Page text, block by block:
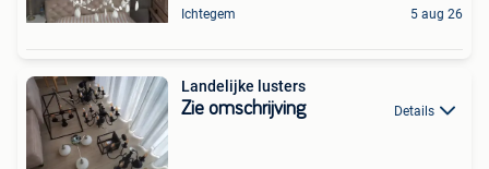
Ichtegem 5 aug 26
Landelijke lusters
Zie omschrijving Details